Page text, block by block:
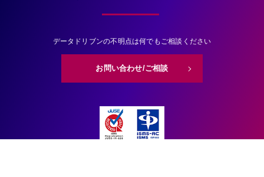
データドリブンの不明点は何でもご相談ください
お問い合わせ/ご相談